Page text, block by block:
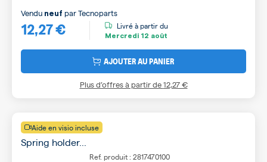
12,27 €
Vendu neuf parTecnoparts
Livré à partir du
Mercredi 12 août
AJOUTER AU PANIER
Plus d’offres à partir de12,27 €
Aide en visio incluse
Spring holder...
Ref. produit : 2817470100